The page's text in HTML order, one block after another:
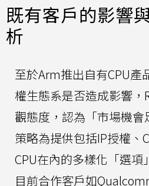
既有客戶的影響
析
至於Arm推出自有CPU產
權生態系是否造成影響，
觀態度，認為「市場機
策略為提供包括IP授權、
CPU在內的多樣化「選
目前合作客戶如